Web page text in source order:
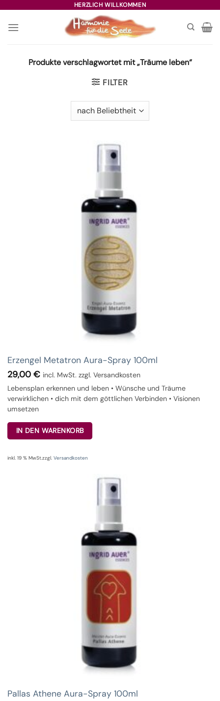
springen
HERZLICH WILLKOMMEN
Produkte verschlagwortet mit „Träume leben“
FILTER
Erzengel Metatron Aura-Spray 100ml
29,00 € incl. MwSt. zzgl. Versandkosten
Lebensplan erkennen und leben • Wünsche und Träume
verwirklichen • dich mit dem göttlichen Verbinden • Visionen
umsetzen
IN DEN WARENKORB
inkl. 19 % MwSt.zzgl. Versandkosten
Pallas Athene Aura-Spray 100ml